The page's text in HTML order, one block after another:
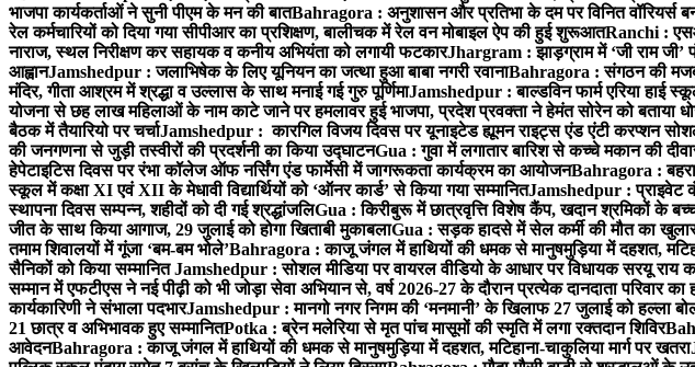
भाजपा कार्यकर्ताओं ने सुनी पीएम के मन की बातBahragora : अनुशासन और प्रतिभा के दम पर विनित वॉरियर्स
रेल कर्मचारियों को दिया गया सीपीआर का प्रशिक्षण, बालीचक में रेल वन मोबाइल ऐप की हुई शुरूआतRanchi :
नाराज, स्थल निरीक्षण कर सहायक व कनीय अभियंता को लगायी फटकारJhargram : झाड़ग्राम में ‘जी राम
आह्वानJamshedpur : जलाभिषेक के लिए यूनियन का जत्था हुआ बाबा नगरी रवानाBahragora : संगठन की
मंदिर, गीता आश्रम में श्रद्धा व उल्लास के साथ मनाई गई गुरु पूर्णिमाJamshedpur : बाल्डविन फार्म एरिया हाई
योजना से छह लाख महिलाओं के नाम काटे जाने पर हमलावर हुई भाजपा, प्रदेश प्रवक्ता ने हेमंत सोरेन को बताया
बैठक में तैयारियो पर चर्चाJamshedpur : कारगिल विजय दिवस पर यूनाइटेड ह्यूमन राइट्स एंड एंटी करप्शन
की जनगणना से जुड़ी तस्वीरों की प्रदर्शनी का किया उद्घाटनGua : गुवा में लगातार बारिश से कच्चे मकान की
हेपेटाइटिस दिवस पर रंभा कॉलेज ऑफ नर्सिंग एंड फार्मेसी में जागरूकता कार्यक्रम का आयोजनBahragora :
स्कूल में कक्षा XI एवं XII के मेधावी विद्यार्थियों को ‘ऑनर कार्ड’ से किया गया सम्मानितJamshedpur : प्राइवेट
स्थापना दिवस सम्पन्न, शहीदों को दी गई श्रद्धांजलिGua : किरीबुरू में छात्रवृत्ति विशेष कैंप, खदान श्रमिकों के
जीत के साथ किया आगाज, 29 जुलाई को होगा खिताबी मुकाबलाGua : सड़क हादसे में सेल कर्मी की मौत का
तमाम शिवालयों में गूंजा ‘बम-बम भोले’Bahragora : काजू जंगल में हाथियों की धमक से मानुषमुड़िया में दहशत,
सैनिकों को किया सम्मानितJamshedpur : सोशल मीडिया पर वायरल वीडियो के आधार पर विधायक सरयू राय
सम्मान में एफटीएस ने नई पीढ़ी को भी जोड़ा सेवा अभियान से, वर्ष 2026-27 के दौरान प्रत्येक दानदाता परिवार का
कार्यकारिणी ने संभाला पदभारJamshedpur : मानगो नगर निगम की ‘मनमानी’ के खिलाफ 27 जुलाई को हल्ला
21 छात्र व अभिभावक हुए सम्मानितPotka : ब्रेन मलेरिया से मृत पांच मासूमों की स्मृति में लगा रक्तदान शिविर
आवेदनBahragora : काजू जंगल में हाथियों की धमक से मानुषमुड़िया में दहशत, मटिहाना-चाकुलिया मार्ग पर खतरा